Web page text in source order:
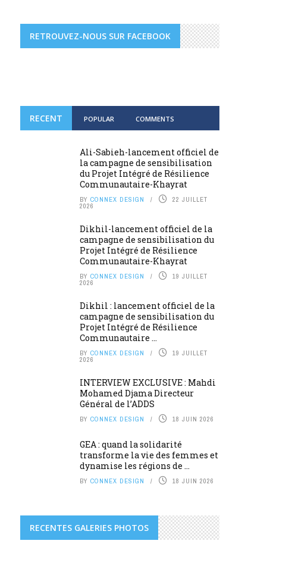
RETROUVEZ-NOUS SUR FACEBOOK
RECENT POPULAR COMMENTS
Ali-Sabieh-lancement officiel de
la campagne de sensibilisation
du Projet Intégré de Résilience
Communautaire-Khayrat
BY CONNEX DESIGN 22 JUILLET
2026
Dikhil-lancement officiel de la
campagne de sensibilisation du
Projet Intégré de Résilience
Communautaire-Khayrat
BY CONNEX DESIGN 19 JUILLET
2026
Dikhil : lancement officiel de la
campagne de sensibilisation du
Projet Intégré de Résilience
Communautaire ...
BY CONNEX DESIGN 19 JUILLET
2026
INTERVIEW EXCLUSIVE : Mahdi
Mohamed Djama Directeur
Général de l’ADDS
BY CONNEX DESIGN 18 JUIN 2026
GEA : quand la solidarité
transforme la vie des femmes et
dynamise les régions de ...
BY CONNEX DESIGN 18 JUIN 2026
RECENTES GALERIES PHOTOS